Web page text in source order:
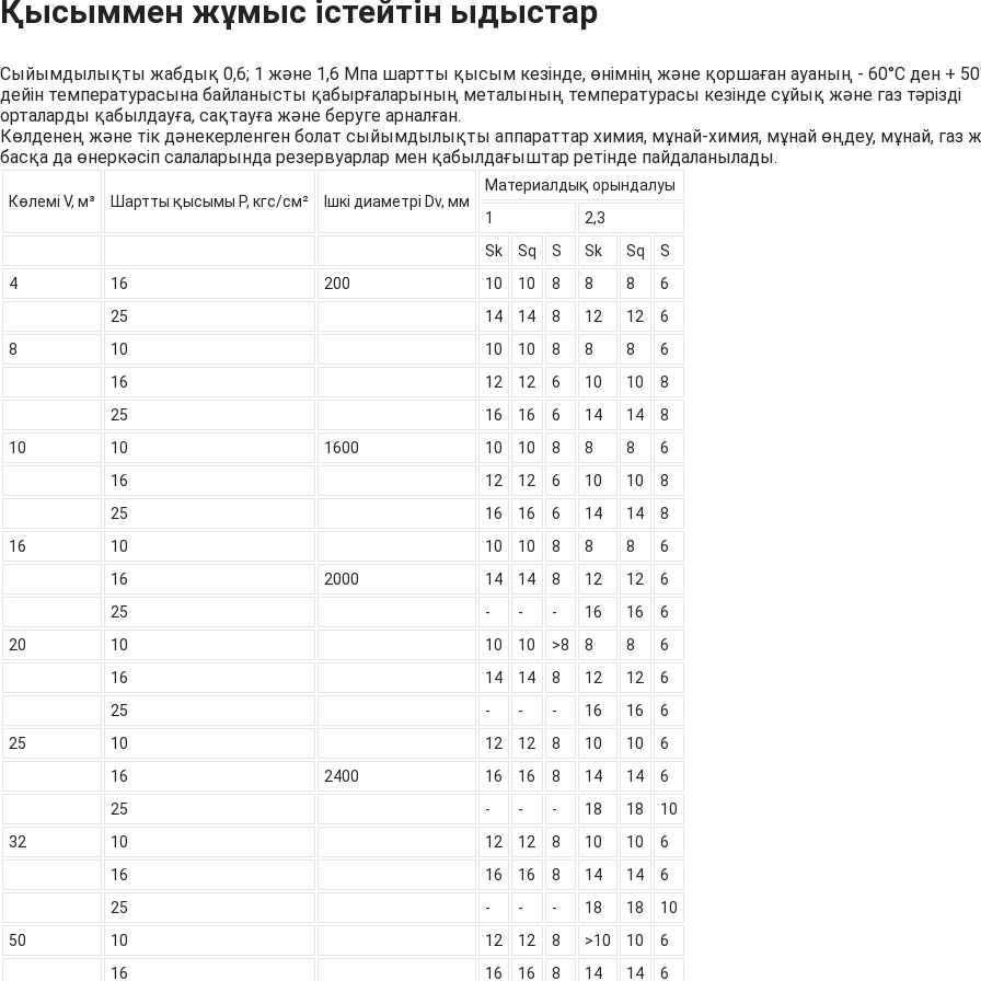
Қысыммен жұмыс істейтін ыдыстар
Сыйымдылықты жабдық 0,6; 1 және 1,6 Мпа шартты қысым кезінде, өнімнің және қоршаған ауаның - 60°С ден +
дейін температурасына байланысты қабырғаларының металының температурасы кезінде сұйық және газ тәрізді
орталарды қабылдауға, сақтауға және беруге арналған.
Көлденең және тік дәнекерленген болат сыйымдылықты аппараттар химия, мұнай-химия, мұнай өңдеу, мұнай, газ
басқа да өнеркәсіп салаларында резервуарлар мен қабылдағыштар ретінде пайдаланылады.
Көлемі V, м³ Шартты қысымы P, кгс/см² Ішкі диаметрі Dv, мм
Материалдық орындалуы
1
2,3
Sk
Sq S Sk Sq
S
4
16 200 10 10 8 8 8
6
25
14 14 8 12 12
6
8
10 10 10 8 8 8
6
16
12 12 6 10 10
8
25
16 16 6 14 14
8
10
10 1600 10 10 8 8 8
6
16
12 12 6 10 10
8
25
16 16 6 14 14
8
16
10 10 10 8 8 8
6
16
2000 14 14 8 12 12
6
25
- - - 16 16
6
20
10 10 10 >8 8 8
6
16
14 14 8 12 12
6
25
- - - 16 16
6
25
10 12 12 8 10 10
6
16
2400 16 16 8 14 14
6
25
- - - 18 18
10
32
10 12 12 8 10 10
6
16
16 16 8 14 14
6
25
- - - 18 18
10
50
10 12 12 8 >10 10
6
16
16 16 8 14 14 6